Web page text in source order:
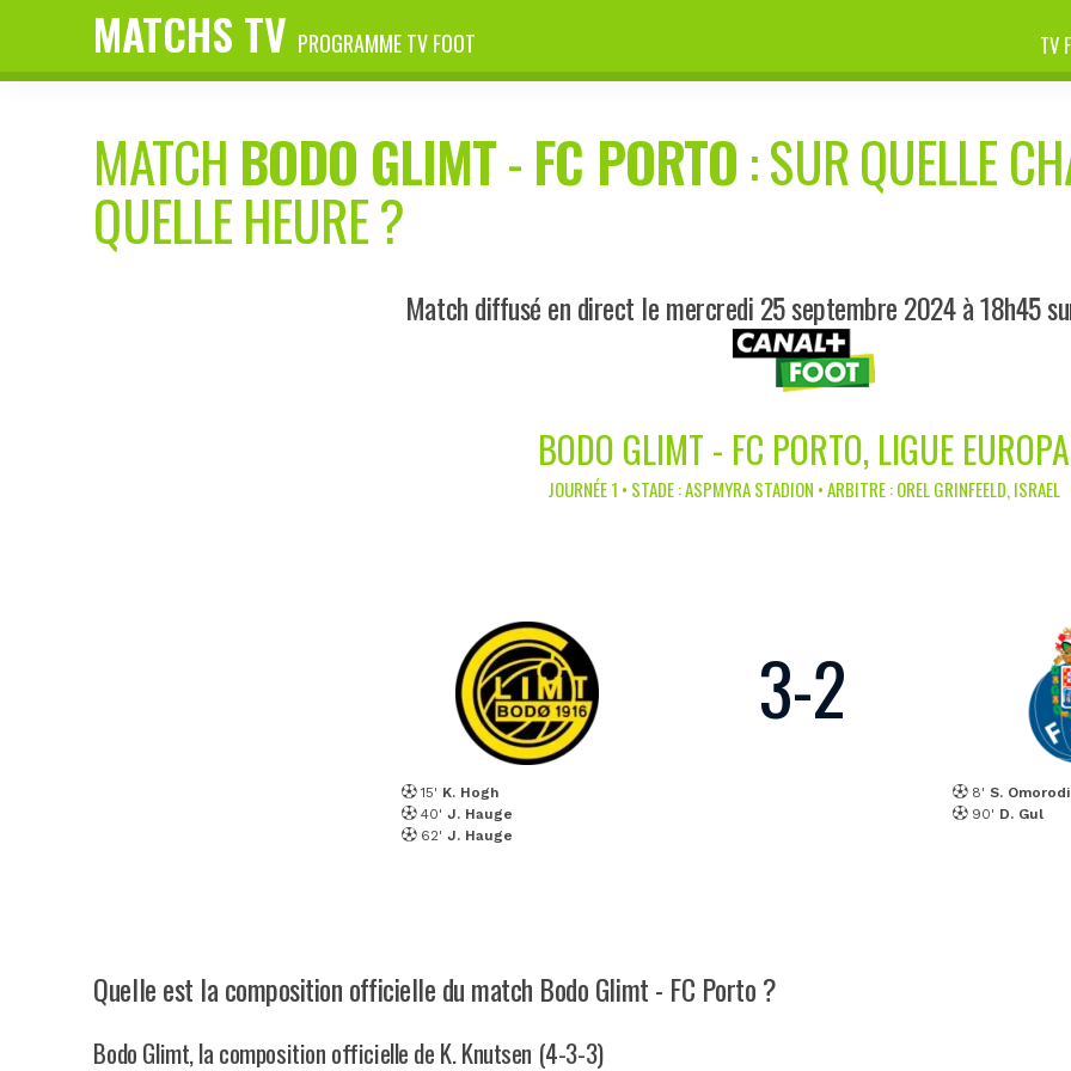
MATCHS TV PROGRAMME TV FOOT TV
MATCH BODO GLIMT-FC PORTO: SUR QUELLE
QUELLE HEURE ?
Match diffusé en direct le mercredi 25 septembre 2024 à 18h45
BODO GLIMT - FC PORTO, LIGUE EUROPA
JOURNÉE 1 • STADE : ASPMYRA STADION • ARBITRE : OREL GRINFEELD, ISRAEL
15' K. Hogh
40' J. Hauge
62' J. Hauge
3-2
8'S.
90' D. Gul
Quelle est la composition officielle du match Bodo Glimt - FC Porto ?
Bodo Glimt, la composition officielle de K. Knutsen (4-3-3)